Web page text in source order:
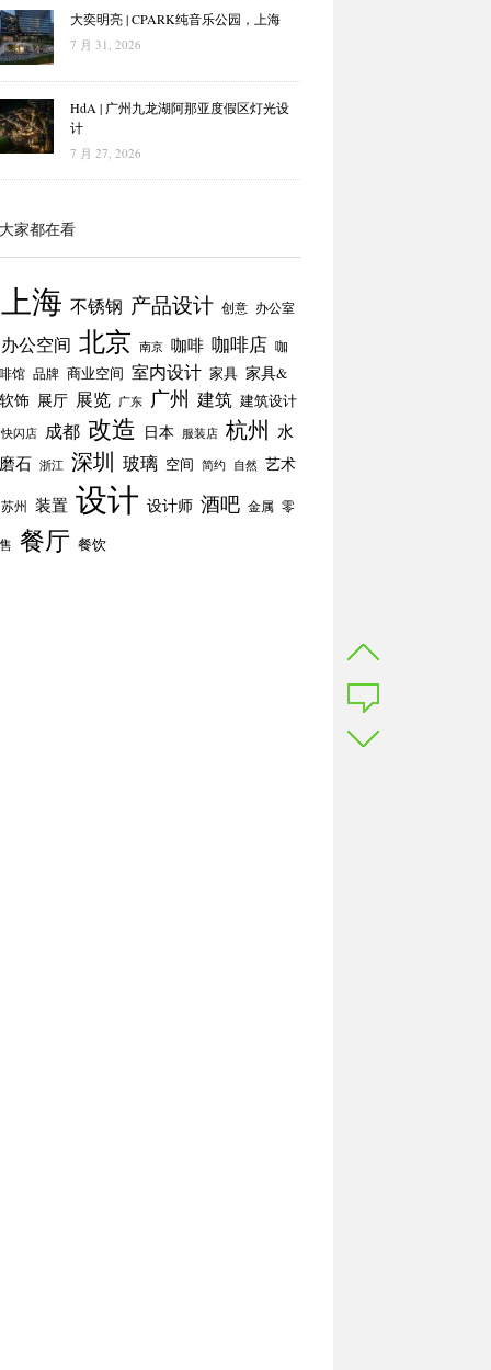
大奕明亮 | CPARK纯音乐公园，上海
7 月 31, 2026
HdA | 广州九龙湖阿那亚度假区灯光设
计
7 月 27, 2026
家都在看
上海 不锈钢 产品设计 创意 办公室
办公空间 北京 南京 咖啡 咖啡店 咖
馆 品牌 商业空间 室内设计 家具 家具&
饰 展厅 展览 广东 广州 建筑 建筑设计
快闪店 成都 改造 日本 服装店 杭州 水
石 浙江 深圳 玻璃 空间 简约 自然 艺术
苏州 装置 设计 设计师 酒吧 金属 零
餐厅 餐饮